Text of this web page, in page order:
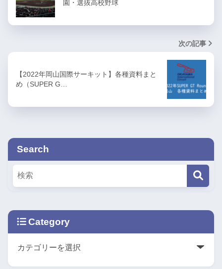
園・選抜高校野球
次の記事
【2022年岡山国際サーキット】各種資料まと
め（SUPER G…
Search
Category